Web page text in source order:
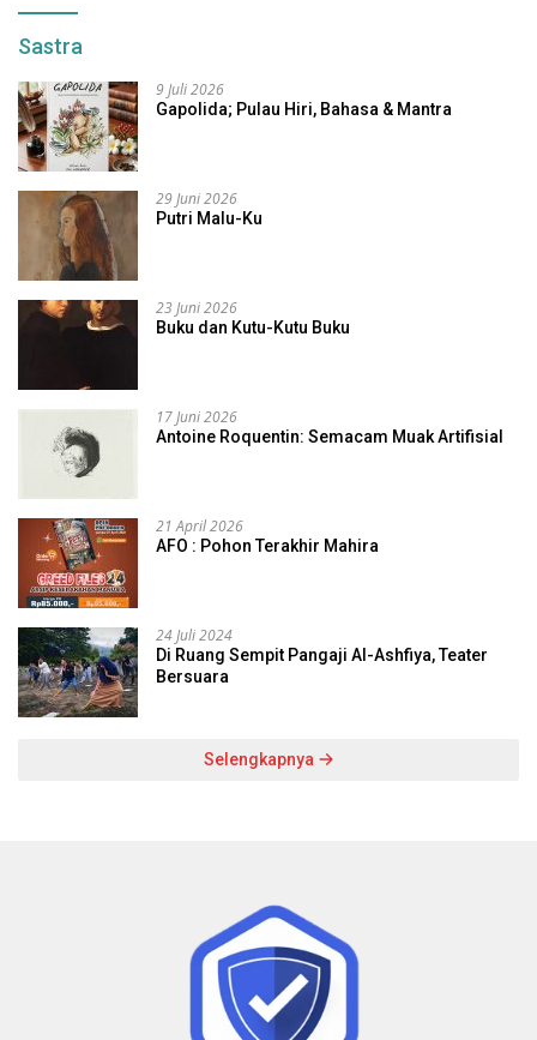
Sastra
9 Juli 2026
Gapolida; Pulau Hiri, Bahasa & Mantra
29 Juni 2026
Putri Malu-Ku
23 Juni 2026
Buku dan Kutu-Kutu Buku
17 Juni 2026
Antoine Roquentin: Semacam Muak Artifisial
21 April 2026
AFO : Pohon Terakhir Mahira
24 Juli 2024
Di Ruang Sempit Pangaji Al-Ashfiya, Teater
Bersuara
Selengkapnya